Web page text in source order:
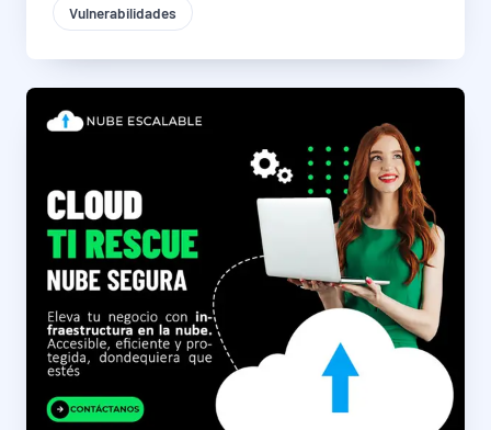
Vulnerabilidades